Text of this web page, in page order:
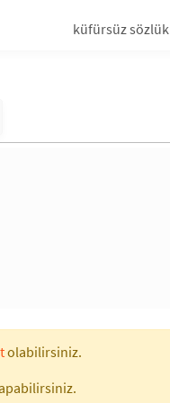
küfürsüz sözlük
olabilirsiniz.